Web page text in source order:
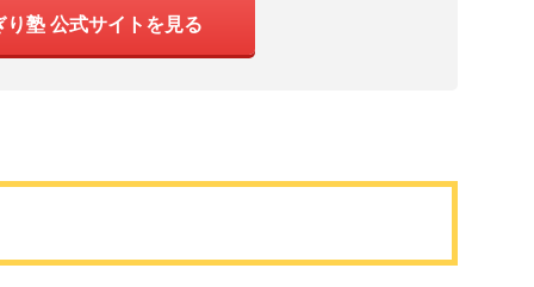
り塾 公式サイトを見る